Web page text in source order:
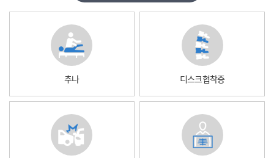
추나 디스크협착증